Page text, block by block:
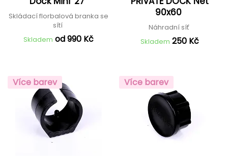
Skládací florbalová branka se
sítí
Skladem od 990 Kč
90x60
Náhradní síť
Skladem 250 Kč
Více barev Více barev